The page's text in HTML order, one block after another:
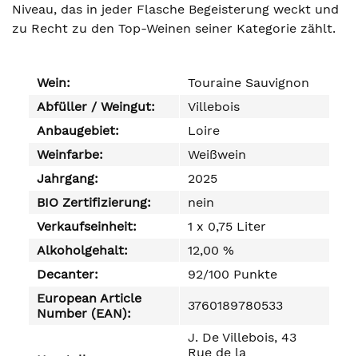
Niveau, das in jeder Flasche Begeisterung weckt und
zu Recht zu den Top-Weinen seiner Kategorie zählt.
Wein:
Touraine Sauvignon
Abfüller / Weingut:
Villebois
Anbaugebiet:
Loire
Weinfarbe:
Weißwein
Jahrgang:
2025
BIO Zertifizierung:
nein
Verkaufseinheit:
1 x 0,75 Liter
Alkoholgehalt:
12,00 %
Decanter:
92/100 Punkte
European Article
Number (EAN):
3760189780533
J. De Villebois, 43
Rue de la